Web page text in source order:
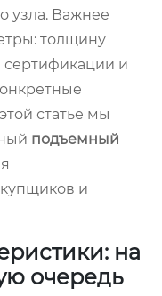
узла. Важнее
толщину
сертификации и
статье мы
подъемный
и
на
очередь